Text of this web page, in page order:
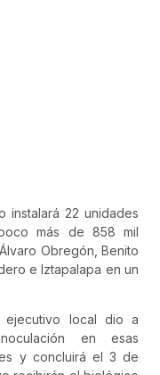
instalará 22 unidades
más de 858 mil
Obregón, Benito
e Iztapalapa en un
ejecutivo local dio a
en esas
y concluirá el 3 de